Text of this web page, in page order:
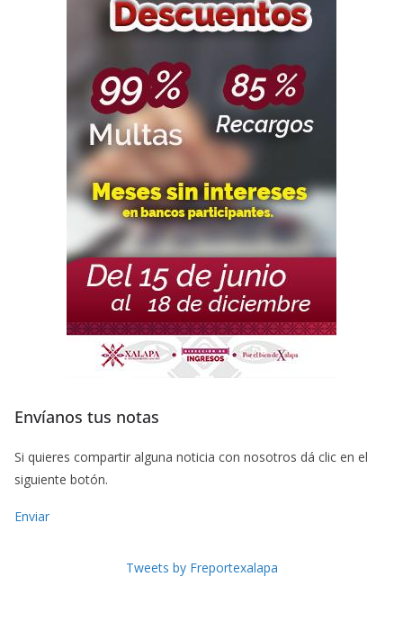
Envíanos tus notas
Si quieres compartir alguna noticia con nosotros dá clic en el
siguiente botón.
Enviar
Tweets by Freportexalapa